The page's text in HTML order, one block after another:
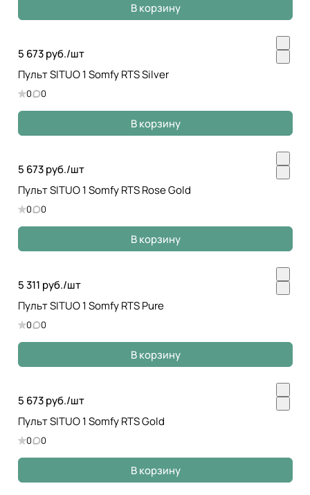
В корзину
5 673 руб./шт
Пульт SITUO 1 Somfy RTS Silver
0 0
В корзину
5 673 руб./шт
Пульт SITUO 1 Somfy RTS Rose Gold
0 0
В корзину
5 311 руб./шт
Пульт SITUO 1 Somfy RTS Pure
0 0
В корзину
5 673 руб./шт
Пульт SITUO 1 Somfy RTS Gold
0 0
В корзину